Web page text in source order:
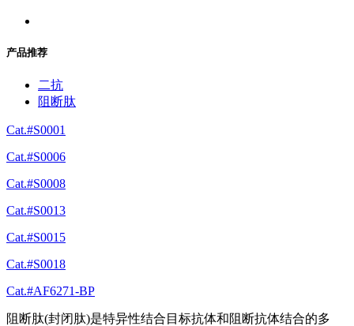
产品推荐
二抗
阻断肽
Cat.#S0001
Cat.#S0006
Cat.#S0008
Cat.#S0013
Cat.#S0015
Cat.#S0018
Cat.#AF6271-BP
阻断肽(封闭肽)是特异性结合目标抗体和阻断抗体结合的多